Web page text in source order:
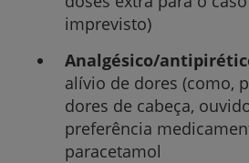
imprevisto)
Analgésico/
alívio de dores (como,
dores de cabeça,
preferência
paracetamol